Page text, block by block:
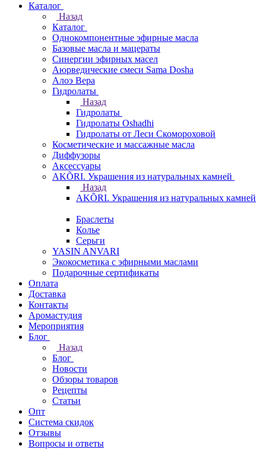
Каталог
Назад
Каталог
Однокомпонентные эфирные масла
Базовые масла и мацераты
Синергии эфирных масел
Аюрведические смеси Sama Dosha
Алоэ Вера
Гидролаты
Назад
Гидролаты
Гидролаты Oshadhi
Гидролаты от Леси Скомороховой
Косметические и массажные масла
Диффузоры
Аксессуары
AKÕRI. Украшения из натуральных камней
Назад
AKÕRI. Украшения из натуральных камней
Браслеты
Колье
Серьги
YASIN ANVARI
Экокосметика с эфирными маслами
Подарочные сертификаты
Оплата
Доставка
Контакты
Аромастудия
Мероприятия
Блог
Назад
Блог
Новости
Обзоры товаров
Рецепты
Статьи
Опт
Система скидок
Отзывы
Вопросы и ответы